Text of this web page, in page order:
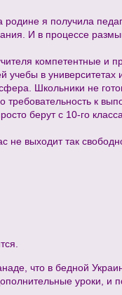
я получила
И в процессе
компетентные и
учебы в университетах
Школьники не
требовательность к
берут с 10-го
выходит так
что в бедной
уроки, и